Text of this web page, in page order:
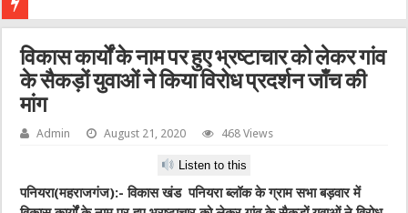
विकास कार्यों के नाम पर हुए भ्रष्टाचार को लेकर गांव
के सैकड़ों युवाओं ने किया विरोध प्रदर्शन जाँच की
मांग
Admin August 21, 2020 468 Views
Listen to this
पनियरा(महराजगंज):- विकास खंड पनियरा ब्लॉक के ग्राम सभा बड़वार में